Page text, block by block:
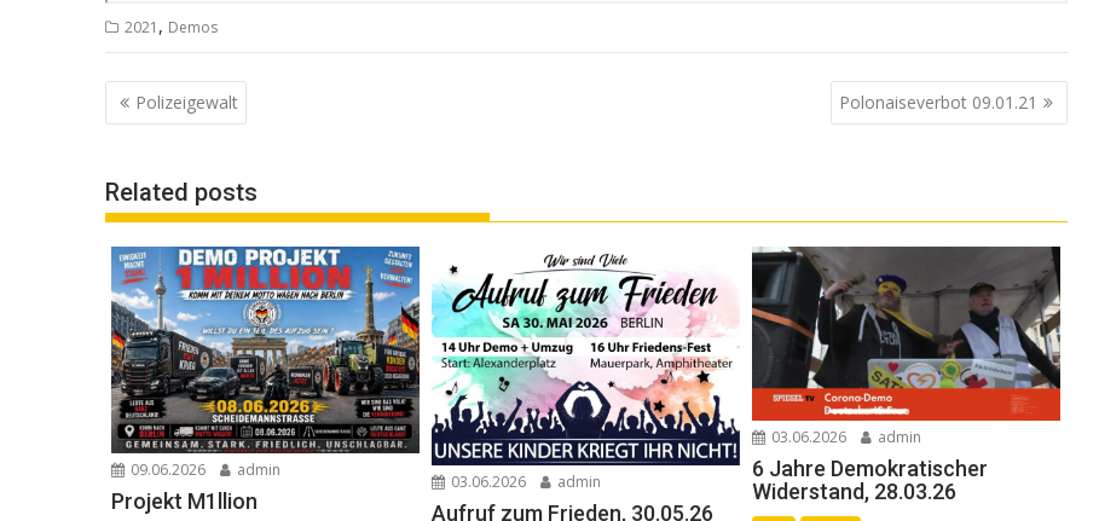
2021 , Demos
Beitrags-
Navigation
Polizeigewalt Polonaiseverbot 09.01.21
Related posts
09.06.2026 admin
Projekt M1llion
03.06.2026 admin
Aufruf zum Frieden, 30.05.26
03.06.2026 admin
6 Jahre Demokratischer
Widerstand, 28.03.26